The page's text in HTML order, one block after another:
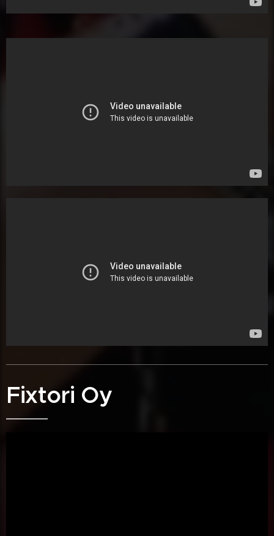
Fixtori Oy